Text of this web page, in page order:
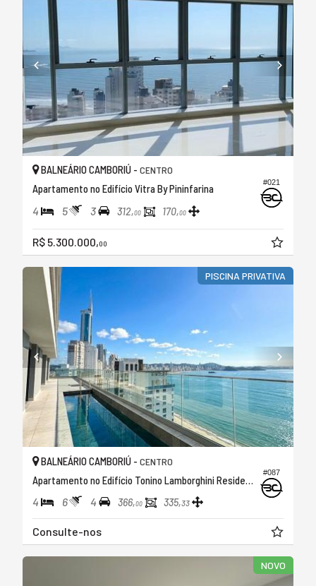
#021
BALNEÁRIO CAMBORIÚ - CENTRO
Apartamento no Edifício Vitra By Pininfarina
4 5 3 312,00 170,00
R$ 5.300.000,00
PISCINA PRIVATIVA
#087
BALNEÁRIO CAMBORIÚ - CENTRO
Apartamento no Edifício Tonino Lamborghini Residences
4 6 4 366,00 335,33
Consulte-nos
NOVO